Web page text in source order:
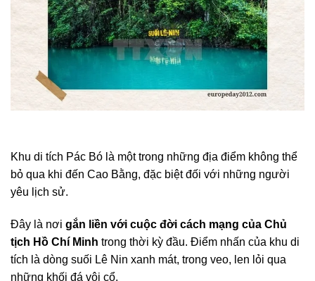
Khu di tích Pác Bó là một trong những địa điểm không thể
bỏ qua khi đến Cao Bằng, đặc biệt đối với những người
yêu lịch sử.
Đây là nơi gắn liền với cuộc đời cách mạng của Chủ
tịch Hồ Chí Minh trong thời kỳ đầu. Điểm nhấn của khu di
tích là dòng suối Lê Nin xanh mát, trong veo, len lỏi qua
những khối đá vôi cổ.